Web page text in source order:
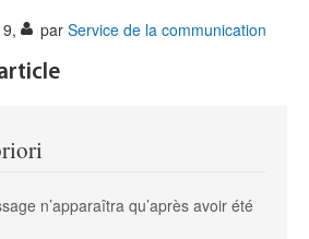
, par Service de la communication
n’apparaîtra qu’après avoir été